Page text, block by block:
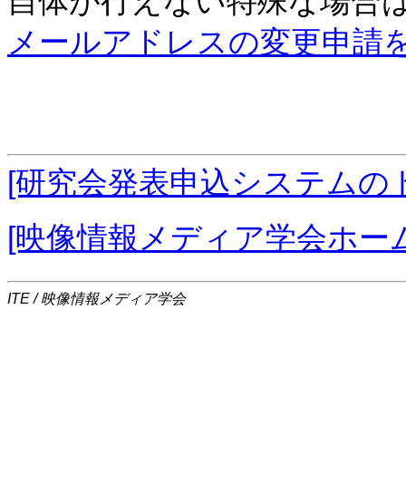
メールアドレスの変更申請
[研究会発表申込システム
[映像情報メディア学会ホー
ITE / 映像情報メディア学会